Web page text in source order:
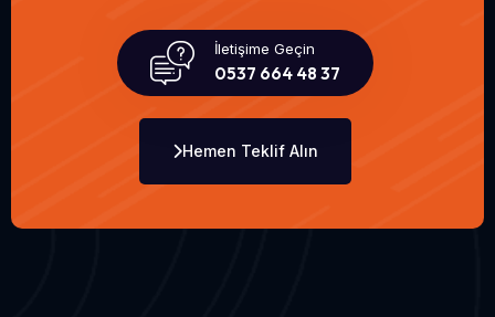
0537 664 48 37
İletişime Geçin
Hemen Teklif Alın